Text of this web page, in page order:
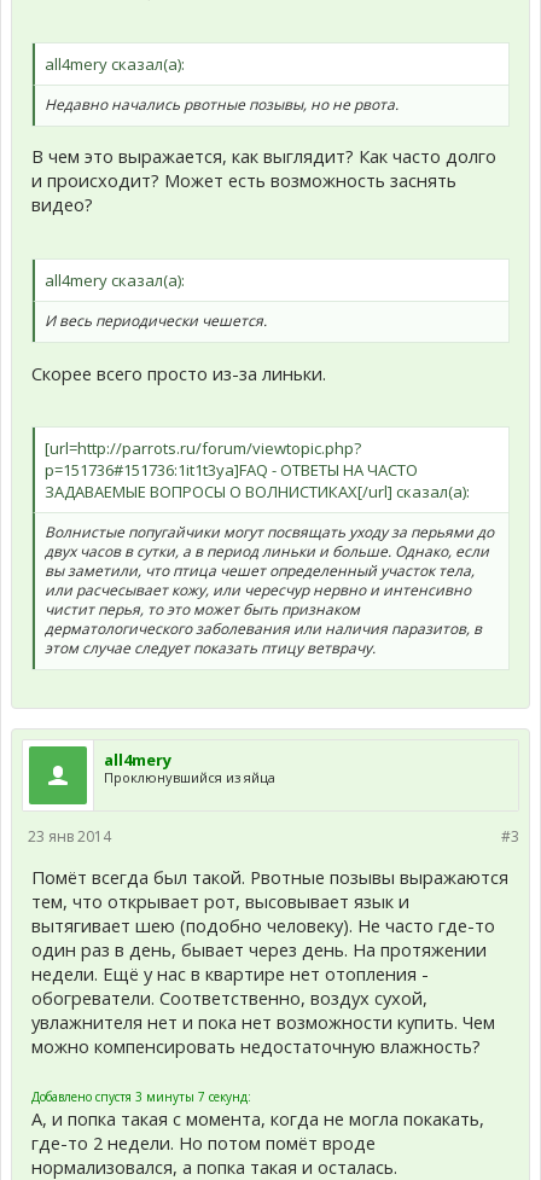
all4mery сказал(а):
Недавно начались рвотные позывы, но не рвота.
В чем это выражается, как выглядит? Как часто долго
и происходит? Может есть возможность заснять
видео?
all4mery сказал(а):
И весь периодически чешется.
Скорее всего просто из-за линьки.
[url=http://parrots.ru/forum/viewtopic.php?
p=151736#151736:1it1t3ya]FAQ - ОТВЕТЫ НА ЧАСТО
ЗАДАВАЕМЫЕ ВОПРОСЫ О ВОЛНИСТИКАХ[/url] сказал(а):
Волнистые попугайчики могут посвящать уходу за перьями до
двух часов в сутки, а в период линьки и больше. Однако, если
вы заметили, что птица чешет определенный участок тела,
или расчесывает кожу, или чересчур нервно и интенсивно
чистит перья, то это может быть признаком
дерматологического заболевания или наличия паразитов, в
этом случае следует показать птицу ветврачу.
all4mery
Проклюнувшийся из яйца
#3
23 янв 2014
Помёт всегда был такой. Рвотные позывы выражаются
тем, что открывает рот, высовывает язык и
вытягивает шею (подобно человеку). Не часто где-то
один раз в день, бывает через день. На протяжении
недели. Ещё у нас в квартире нет отопления -
обогреватели. Соответственно, воздух сухой,
увлажнителя нет и пока нет возможности купить. Чем
можно компенсировать недостаточную влажность?
Добавлено спустя 3 минуты 7 секунд:
А, и попка такая с момента, когда не могла покакать,
где-то 2 недели. Но потом помёт вроде
нормализовался, а попка такая и осталась.